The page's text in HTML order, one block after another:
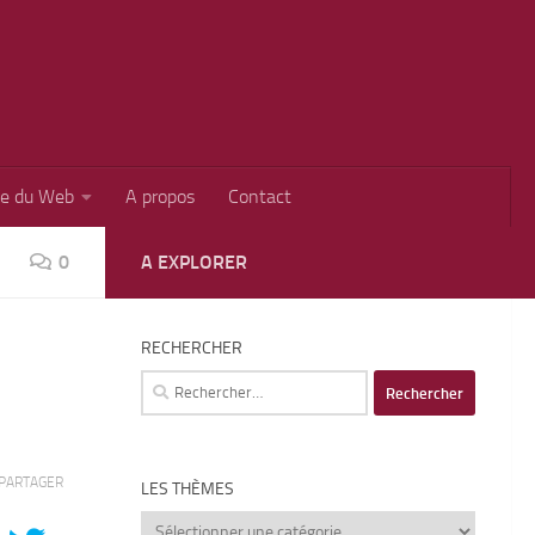
du Web A propos Contact
0
PARTAGER
A EXPLORER
RECHERCHER
Rechercher :
LES THÈMES
Les